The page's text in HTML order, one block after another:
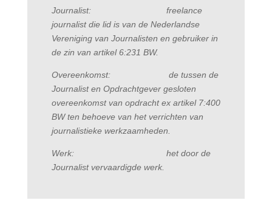
Journalist: freelance
journalist die lid is van de Nederlandse
Vereniging van Journalisten en gebruiker in
de zin van artikel 6:231 BW.
Overeenkomst: de tussen de
Journalist en Opdrachtgever gesloten
overeenkomst van opdracht ex artikel 7:400
BW ten behoeve van het verrichten van
journalistieke werkzaamheden.
Werk: het door de
Journalist vervaardigde werk.